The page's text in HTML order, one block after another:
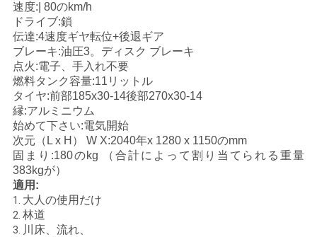
引
用
を
要
求
し
な
さ
速度:| 80のkm/h
ドライブ:鎖
伝達:4速度ギヤ転位+後退ギア
ブレーキ:油圧3。ディスク ブレーキ
点火:電子、手入れ不要
燃料タンク容量:11リットル
タイヤ:前部185x30-14後部270x30-14
縁:アルミニウム
始めて下さい:電気開始
次元（L x H） W X:2040年x 1280 x 1150のmm
固まり:180のkg （合計によって割り当てられる重量
383kgが）
適用:
1. 大人の使用だけ
2. 林道
3. 川床、流れ、